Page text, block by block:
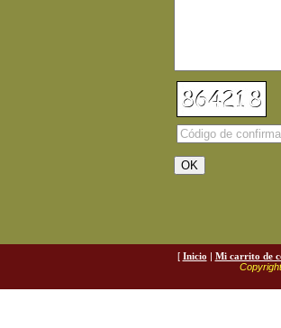
[ Inicio | Mi carrito de